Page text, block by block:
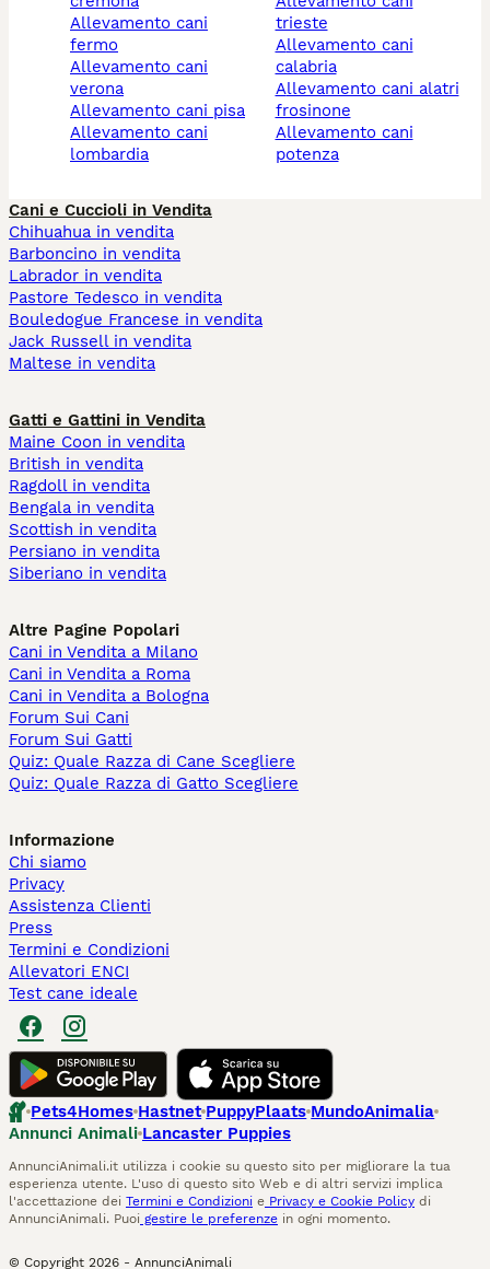
allevamento cani
fermo
allevamento cani
verona
allevamento cani pisa
allevamento cani
lombardia
trieste
allevamento cani
calabria
allevamento cani alatri
frosinone
allevamento cani
potenza
Cani e Cuccioli in Vendita
Chihuahua in vendita
Barboncino in vendita
Labrador in vendita
Pastore Tedesco in vendita
Bouledogue Francese in vendita
Jack Russell in vendita
Maltese in vendita
Gatti e Gattini in Vendita
Maine Coon in vendita
British in vendita
Ragdoll in vendita
Bengala in vendita
Scottish in vendita
Persiano in vendita
Siberiano in vendita
Altre Pagine Popolari
Cani in Vendita a Milano
Cani in Vendita a Roma
Cani in Vendita a Bologna
Forum Sui Cani
Forum Sui Gatti
Quiz: Quale Razza di Cane Scegliere
Quiz: Quale Razza di Gatto Scegliere
Informazione
Chi siamo
Privacy
Assistenza Clienti
Press
Termini e Condizioni
Allevatori ENCI
Test cane ideale
Pets4Homes Hastnet PuppyPlaats MundoAnimalia
Annunci Animali Lancaster Puppies
AnnunciAnimali.it utilizza i cookie su questo sito per migliorare la tua
esperienza utente. L'uso di questo sito Web e di altri servizi implica
l'accettazione dei Termini e Condizioni e Privacy e Cookie Policy di
AnnunciAnimali. Puoi gestire le preferenze in ogni momento.
© Copyright 2026 - AnnunciAnimali